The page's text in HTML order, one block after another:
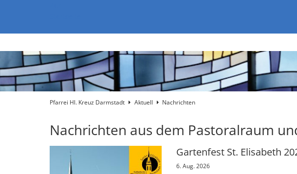
Pfarrei Hl. Kreuz Darmstadt Aktuell Nachrichten
Nachrichten aus dem Pastoralraum
Gartenfest St. Elisabeth
6. Aug. 2026